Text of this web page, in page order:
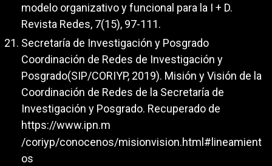
modelo organizativo y funcional para la I + D.
Revista Redes, 7(15), 97-111.
Secretaría de Investigación y Posgrado
Coordinación de Redes de Investigación y
Posgrado(SIP/CORIYP, 2019). Misión y Visión de la
Coordinación de Redes de la Secretaría de
Investigación y Posgrado. Recuperado de
https://www.ipn.m
/coriyp/conocenos/misionvision.html#lineamient
os